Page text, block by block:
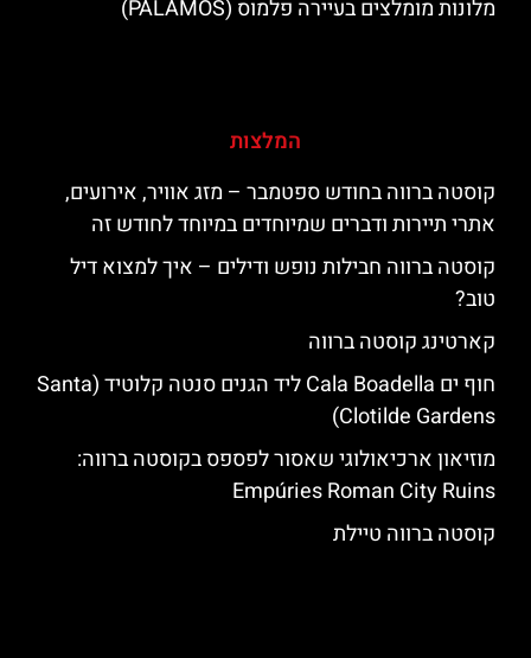
מלונות מומלצים בעיירה פלמוס (PALAMOS)
המלצות
קוסטה ברווה בחודש ספטמבר – מזג אוויר, אירועים,
אתרי תיירות ודברים שמיוחדים במיוחד לחודש זה
קוסטה ברווה חבילות נופש ודילים – איך למצוא דיל
טוב?
קארטינג קוסטה ברווה
חוף ים Cala Boadella ליד הגנים סנטה קלוטיד (Santa
Clotilde Gardens)
מוזיאון ארכיאולוגי שאסור לפספס בקוסטה ברווה:
Empúries Roman City Ruins
קוסטה ברווה טיילת